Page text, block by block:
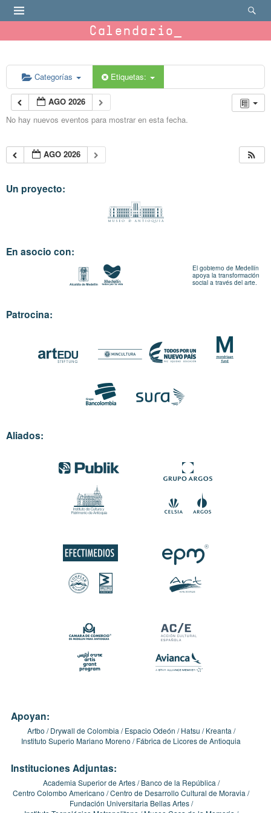
Calendario
Categorías Etiquetas:
AGO 2026
No hay nuevos eventos para mostrar en esta fecha.
AGO 2026
Un proyecto:
En asocio con:
El gobierno de Medellín
apoya la transformación
social a través del arte.
Patrocina:
Aliados:
Apoyan:
Artbo Drywall de Colombia Espacio Odeón Hatsu
Kreanta
Instituto Superio Mariano Moreno
Fábrica de Licores de Antioquia
Instituciones Adjuntas:
Academia Superior de Artes
Banco de la República
Centro Colombo Americano Centro de Desarrollo Cultural de Moravia
Fundación Universitaria Bellas Artes